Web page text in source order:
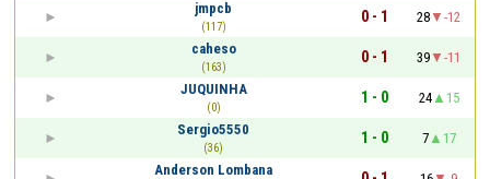
jmpcb
(117)
0 - 1 28
-12
caheso
(163)
0 - 1 39
-11
JUQUINHA
(0)
1 - 0 24
15
Sergio5550
(36)
1 - 0 7
17
Anderson Lombana